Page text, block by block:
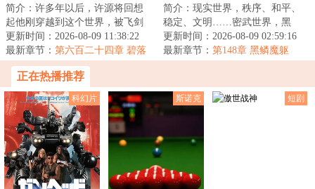
简介：许多年以后，许源将回想
起他刚穿越到这个世界，被飞剑
钉在大桥上的那个晚上。那时的
他以为这是个修...
更新时间：2026-08-09 11:38:22
最新章节： 第六百二十四章 碧落
天宫
简介：现实世界，秩序、和平、
稳定、文明……密武世界，黑
暗、危险、灰烬、畸变陈峰穿越
而来，成为锦城大...
更新时间：2026-08-09 02:59:16
最新章节： 第148章 黑鳞魔躯
正在热播推荐
科幻片 斯诺克 短剧